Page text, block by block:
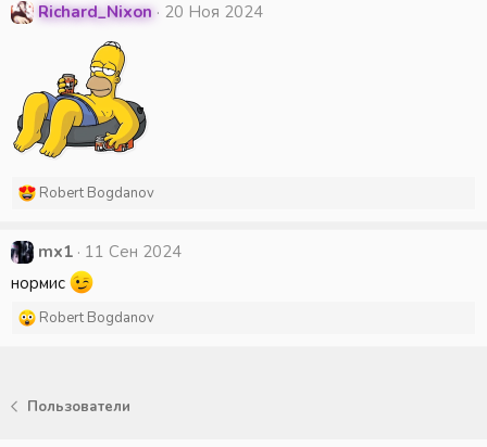
Richard_Nixon 20 Ноя 2024
Р
к
и
и
:
Robert Bogdanov
mx1 11 Сен 2024
нормис
Р
и
Robert Bogdanov
Пользователи